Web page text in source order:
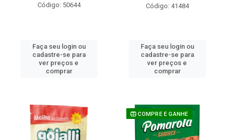
Código: 50644
Faça seu login ou
cadastre-se para
ver preços e
comprar
Código: 41484
Faça seu login ou
cadastre-se para
ver preços e
comprar
COMPRE E GANHE